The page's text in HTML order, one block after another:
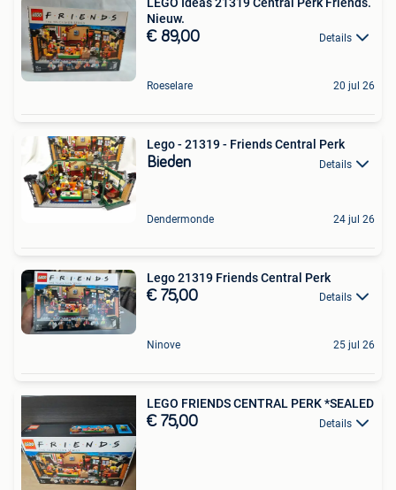
Nieuw.
€ 89,00 Details
Roeselare 20 jul 26
Lego - 21319 - Friends Central Perk
Bieden Details
Dendermonde 24 jul 26
Lego 21319 Friends Central Perk
€ 75,00 Details
Ninove 25 jul 26
LEGO FRIENDS CENTRAL PERK *SEALED
€ 75,00 Details